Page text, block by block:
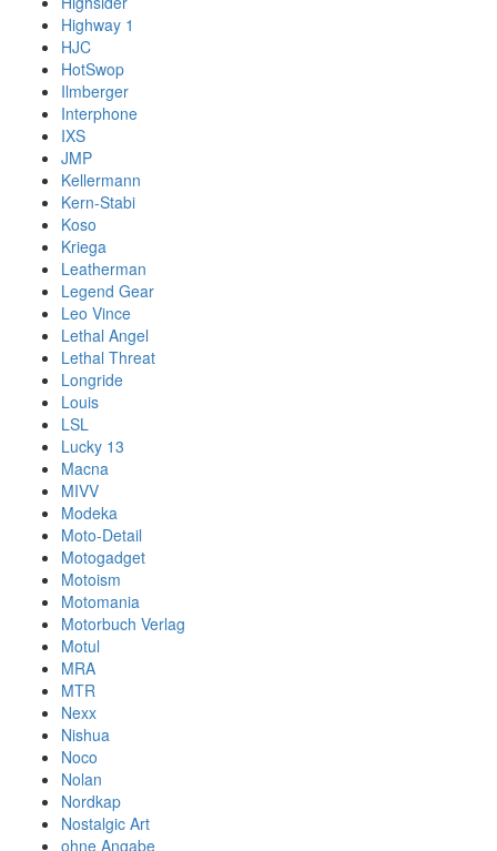
Highway 1
HJC
HotSwop
Ilmberger
Interphone
IXS
JMP
Kellermann
Kern-Stabi
Koso
Kriega
Leatherman
Legend Gear
Leo Vince
Lethal Angel
Lethal Threat
Longride
Louis
LSL
Lucky 13
Macna
MIVV
Modeka
Moto-Detail
Motogadget
Motoism
Motomania
Motorbuch Verlag
Motul
MRA
MTR
Nexx
Nishua
Noco
Nolan
Nordkap
Nostalgic Art
ohne Angabe